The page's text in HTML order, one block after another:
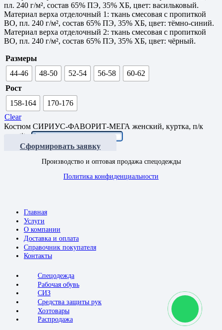
пл. 240 г/м², состав 65% ПЭ, 35% ХБ, цвет: васильковый.
Материал верха отделочный 1: ткань смесовая с пропиткой
ВО, пл. 240 г/м², состав 65% ПЭ, 35% ХБ, цвет: тёмно-синий.
Материал верха отделочный 2: ткань смесовая с пропиткой
ВО, пл. 240 г/м², состав 65% ПЭ, 35% ХБ, цвет: чёрный.
Размеры
44-46
48-50 52-54 56-58
60-62
Рост
158-164
170-176
Clear
Костюм СИРИУС-ФАВОРИТ-МЕГА женский, куртка, п/к
quantity
Сформировать заявку
Производство и оптовая продажа спецодежды
Политика конфиденциальности
Главная
Услуги
О компании
Доставка и оплата
Справочник покупателя
Контакты
Спецодежда
Рабочая обувь
СИЗ
Средства защиты рук
Хозтовары
Распродажа